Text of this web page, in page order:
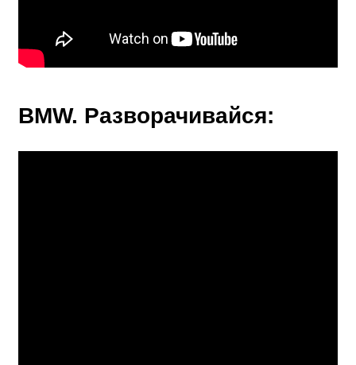
BMW. Разворачивайся: